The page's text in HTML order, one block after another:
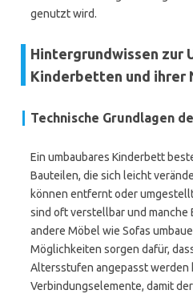
genutzt wird.
Hintergrundwissen zur
Kinderbetten und ihrer
Technische Grundlagen
Ein umbaubares Kinderbett
Bauteilen, die sich leicht
können entfernt oder
sind oft verstellbar und manche
andere Möbel wie Sofas
Möglichkeiten sorgen dafür,
Altersstufen angepasst werden
Verbindungselemente, damit